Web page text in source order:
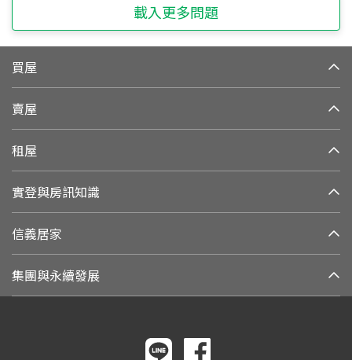
載入更多問題
買屋
賣屋
租屋
實登與房訊知識
信義居家
集團與永續發展